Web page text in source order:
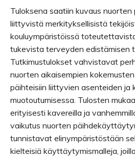
Tuloksena saatiin kuvaus
liittyvistä merkityksellisistä
kouluympäristöissä
tukevista terveyden edistämisen
Tutkimustulokset vahvistavat
nuorten aikaisempien
päihteisiin liittyvien asenteiden ja
muotoutumisessa. Tulosten
erityisesti kavereilla ja
vaikutus nuorten
tunnistavat elinympäristöstään
kielteisiä käyttäytymismalleja,